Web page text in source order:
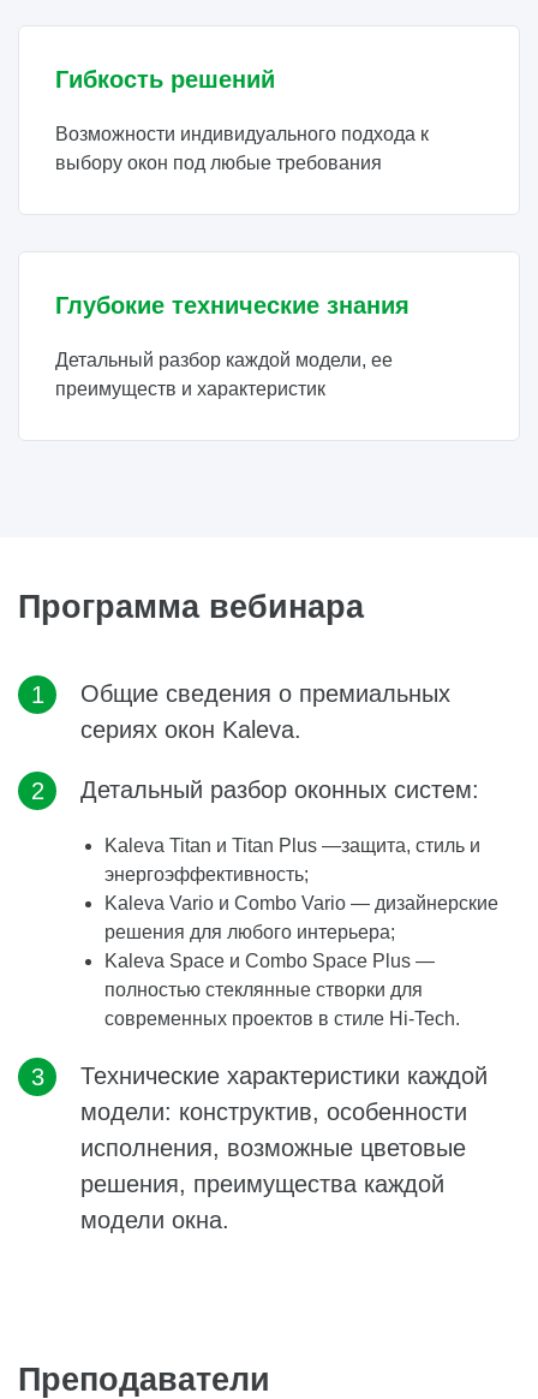
Гибкость решений
Возможности индивидуального подхода к
выбору окон под любые требования
Глубокие технические знания
Детальный разбор каждой модели, ее
преимуществ и характеристик
Программа вебинара
Общие сведения о премиальных
сериях окон Kaleva.
Детальный разбор оконных систем:
Kaleva Titan и Titan Plus —защита, стиль и
энергоэффективность;
Kaleva Vario и Combo Vario — дизайнерские
решения для любого интерьера;
Kaleva Space и Combo Space Plus —
полностью стеклянные створки для
современных проектов в стиле Hi-Tech.
Технические характеристики каждой
модели: конструктив, особенности
исполнения, возможные цветовые
решения, преимущества каждой
модели окна.
Преподаватели